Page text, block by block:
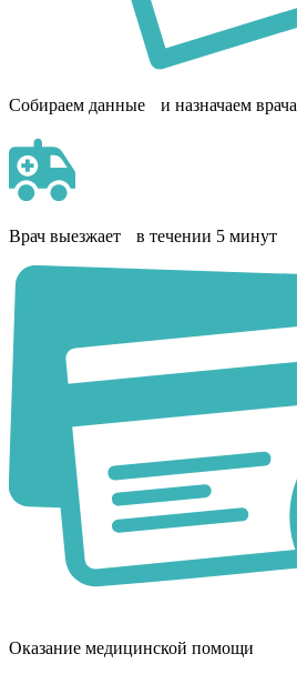
Собираем данные и назначаем врача
Врач выезжает в течении 5 минут
Оказание медицинской помощи